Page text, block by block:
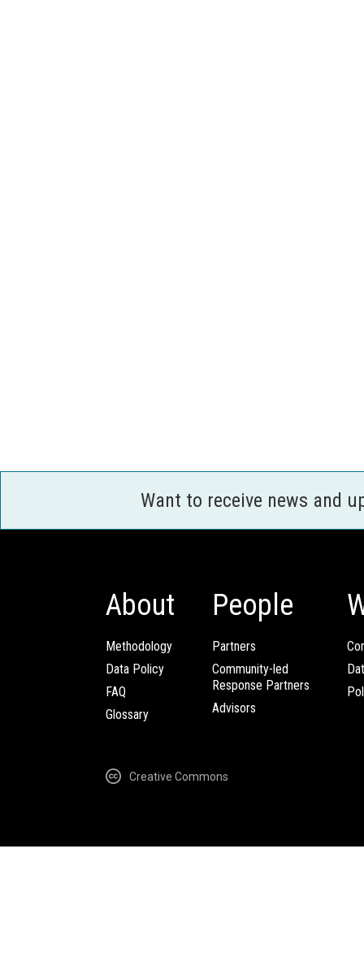
Want to receive news and
About
Methodology
Data Policy
FAQ
Glossary
People
Partners
Community-led
Response Partners
Advisors
Creative Commons